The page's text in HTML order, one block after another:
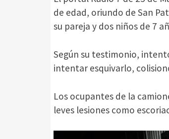
de edad, oriundo de San
su pareja y dos niños de 7
Según su testimonio,
intentar esquivarlo,
Los ocupantes de la
leves lesiones como